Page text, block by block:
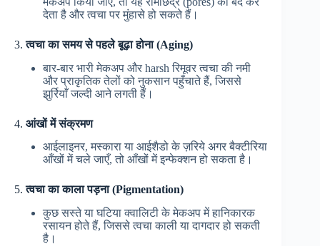
देता है और त्वचा पर मुंहासे हो सकते हैं।
3.त्वचा का समय से पहले बूढ़ा होना (Aging)
बार-बार भारी मेकअप और harsh रिमूवर त्वचा की नमी
और प्राकृतिक तेलों को नुकसान पहुँचाते हैं, जिससे
झुर्रियाँ जल्दी आने लगती हैं।
4. आंखों में संक्रमण
आईलाइनर, मस्कारा या आईशैडो के ज़रिये अगर बैक्टीरिया
आँखों में चले जाएँ, तो आँखों में इन्फेक्शन हो सकता है।
5.त्वचा का काला पड़ना (Pigmentation)
कुछ सस्ते या घटिया क्वालिटी के मेकअप में हानिकारक
रसायन होते हैं, जिससे त्वचा काली या दागदार हो सकती
है।